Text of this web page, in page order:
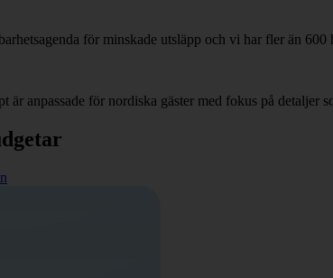
för minskade utsläpp och vi har fler än
är anpassade för nordiska gäster med fokus på detaljer